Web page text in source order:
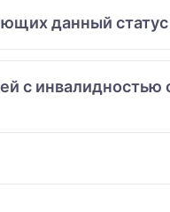
данный
с инвалидностью